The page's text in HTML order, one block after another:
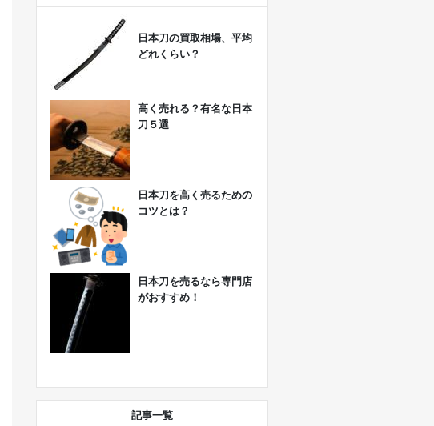
日本刀の買取相場、平均
どれくらい？
高く売れる？有名な日本
刀５選
日本刀を高く売るための
コツとは？
日本刀を売るなら専門店
がおすすめ！
記事一覧